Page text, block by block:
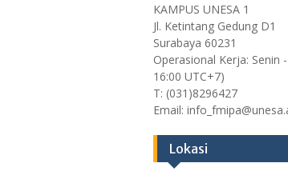
KAMPUS UNESA 1
Jl. Ketintang Gedung D1
Surabaya 60231
Operasional Kerja: Senin
16:00 UTC+7)
T: (031)8296427
Email:
Lokasi